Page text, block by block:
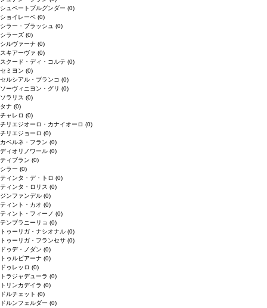
シュペートブルグンダー (0)
ショイレーベ (0)
シラー・ブラッシュ (0)
シラーズ (0)
シルヴァーナ (0)
スキアーヴァ (0)
スクード・ディ・コルテ (0)
セミヨン (0)
セルシアル・ブランコ (0)
ソーヴィニヨン・グリ (0)
ソラリス (0)
タナ (0)
チャレロ (0)
チリエジオーロ・カナイオーロ (0)
チリエジョーロ (0)
カベルネ・フラン (0)
ディオリノワール (0)
ティブラン (0)
シラー (0)
ティンタ・デ・トロ (0)
ティンタ・ロリス (0)
ジンファンデル (0)
ティント・カオ (0)
ティント・フィーノ (0)
テンプラニーリョ (0)
トゥーリガ・ナシオナル (0)
トゥーリガ・フランセサ (0)
ドゥデ・ノダン (0)
トゥルビアーナ (0)
ドゥレッロ (0)
トラジャデューラ (0)
トリンカデイラ (0)
ドルチェット (0)
ドルンフェルダー (0)